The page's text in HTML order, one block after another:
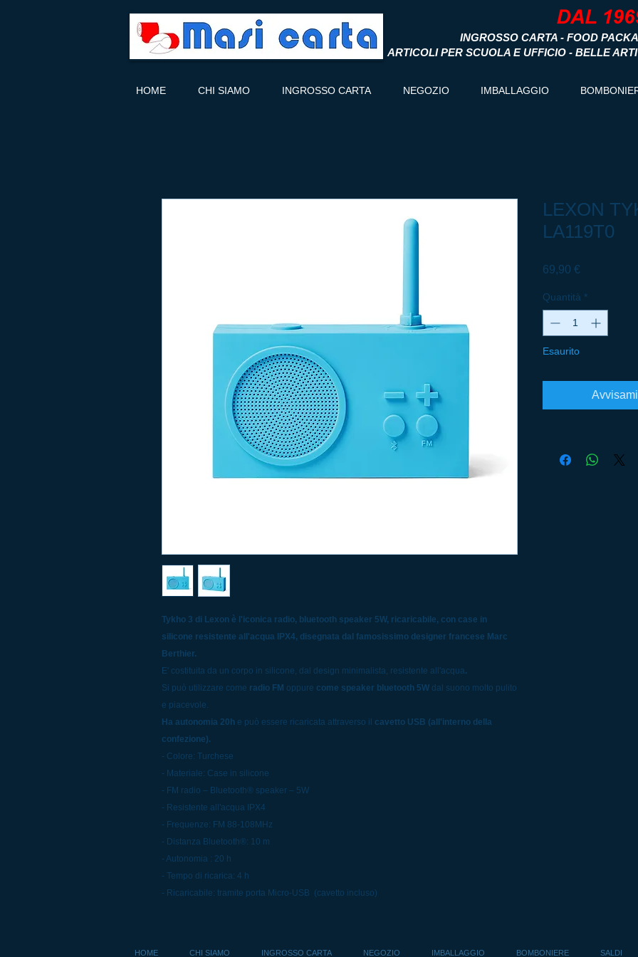
INGROSSO CARTA - FOOD
ARTICOLI PER SCUOLA E UFFICIO - BELLE
HOME CHI SIAMO INGROSSO CARTA NEGOZIO IMBALLAGGIO
Tykho 3 di Lexon è l'iconica radio, bluetooth speaker 5W, ricaricabile, con case in
silicone resistente all'acqua IPX4, disegnata dal famosissimo designer francese Marc
Berthier.
E' costituita da un corpo in silicone, dal design minimalista, resistente all'acqua.
Si può utilizzare come radio FM oppure come speaker bluetooth 5W dal suono molto pulito
e piacevole.
Ha autonomia 20h e può essere ricaricata attraverso il cavetto USB (all'interno della
confezione).
- Colore: Turchese
- Materiale: Case in silicone
- FM radio – Bluetooth® speaker – 5W
- Resistente all'acqua IPX4
- Frequenze: FM 88-108MHz
- Distanza Bluetooth®: 10 m
- Autonomia : 20 h
- Tempo di ricarica: 4 h
- Ricaricabile: tramite porta Micro-USB (cavetto incluso)
LEXON
LA119T0
69,90 €
Quantità *
Esaurito
HOME CHI SIAMO INGROSSO CARTA NEGOZIO IMBALLAGGIO BOMBONIERE SALDI